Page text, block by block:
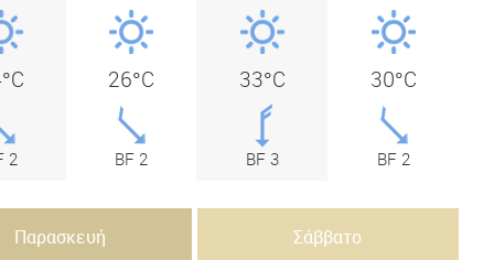
2
26°C
BF 2
33°C
BF 3
30°C
BF 2
Παρασκευή Σάββατο